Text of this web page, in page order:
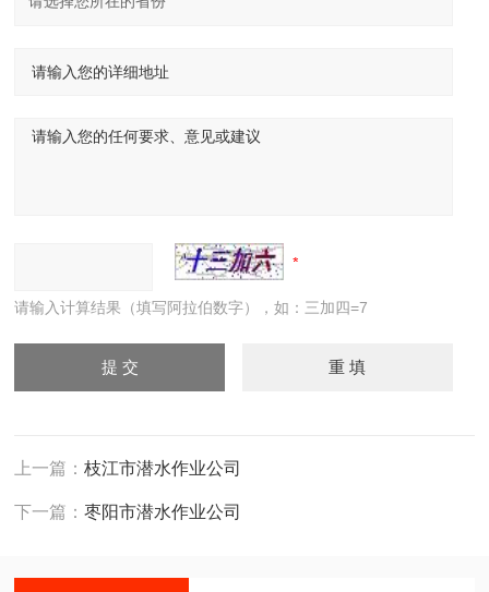
请输入计算结果（填写阿拉伯数字），如：三加四=7
上一篇：枝江市潜水作业公司
下一篇：枣阳市潜水作业公司